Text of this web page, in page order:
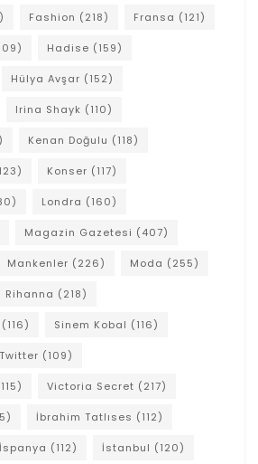
Fashion (218) Fransa (121)
Hadise (159)
Hülya Avşar (152)
Irina Shayk (110)
Kenan Doğulu (118)
Konser (117)
Londra (160)
Magazin Gazetesi (407)
Mankenler (226) Moda (255)
Rihanna (218)
(116) Sinem Kobal (116)
Twitter (109)
Victoria Secret (217)
İbrahim Tatlıses (112)
İspanya (112) İstanbul (120)